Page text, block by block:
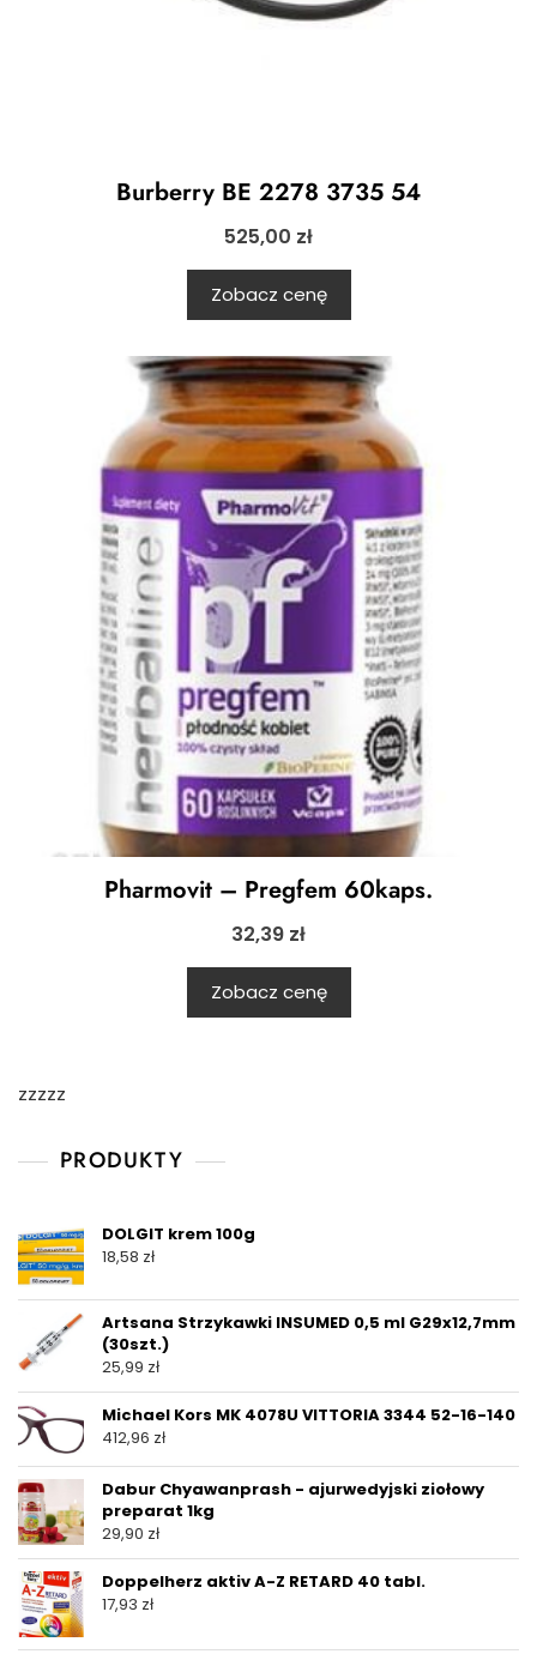
Burberry BE 2278 3735 54
525,00 zł
Zobacz cenę
Pharmovit – Pregfem 60kaps.
32,39 zł
Zobacz cenę
zzzzz
PRODUKTY
DOLGIT krem 100g
18,58 zł
Artsana Strzykawki INSUMED 0,5 ml G29x12,7mm
(30szt.)
25,99 zł
Michael Kors MK 4078U VITTORIA 3344 52-16-140
412,96 zł
Dabur Chyawanprash - ajurwedyjski ziołowy
preparat 1kg
29,90 zł
Doppelherz aktiv A-Z RETARD 40 tabl.
17,93 zł